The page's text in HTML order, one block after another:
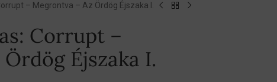
– Megrontva – Az Ördög Éjszaka I.
Corrupt –
Éjszaka I.